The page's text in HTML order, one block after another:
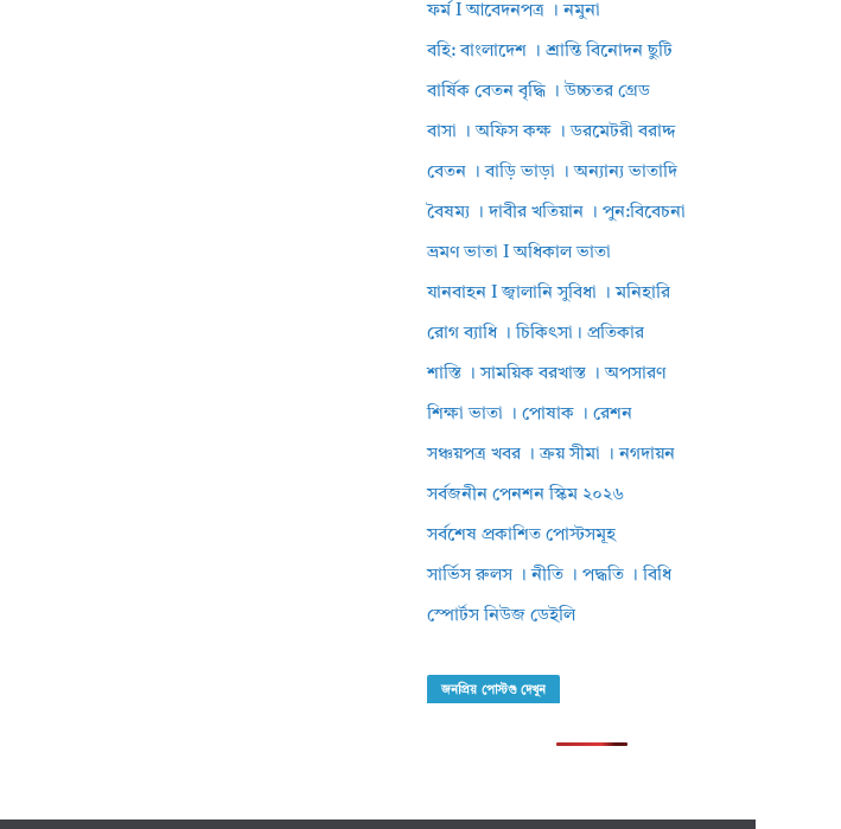
ফর্ম I আবেদনপত্র । নমুনা
বহি: বাংলাদেশ । শ্রান্তি বিনোদন ছুটি
বার্ষিক বেতন বৃদ্ধি । উচ্চতর গ্রেড
বাসা । অফিস কক্ষ । ডরমেটরী বরাদ্দ
বেতন । বাড়ি ভাড়া । অন্যান্য ভাতাদি
বৈষম্য । দাবীর খতিয়ান । পুন:বিবেচনা
ভ্রমণ ভাতা I অধিকাল ভাতা
যানবাহন I জ্বালানি সুবিধা । মনিহারি
রোগ ব্যাধি । চিকিৎসা। প্রতিকার
শাস্তি । সাময়িক বরখাস্ত । অপসারণ
শিক্ষা ভাতা । পোষাক । রেশন
সঞ্চয়পত্র খবর । ক্রয় সীমা । নগদায়ন
সর্বজনীন পেনশন স্কিম ২০২৬
সর্বশেষ প্রকাশিত পোস্টসমূহ
সার্ভিস রুলস । নীতি । পদ্ধতি । বিধি
স্পোর্টস নিউজ ডেইলি
জনপ্রিয় পোস্টগু দেখুন